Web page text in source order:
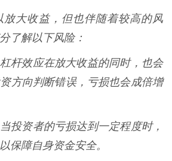
放大收益，但也伴随着较高的风
了解以下风险：
杆效应在放大收益的同时，也会
方向判断错误，亏损也会成倍增
投资者的亏损达到一定程度时，
保障自身资金安全。